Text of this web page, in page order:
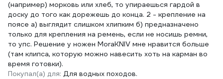
(например) морковь или хлеб, то упираешься гардой в
доску до того как дорежешь до конца. 2 - крепление на
поясе а) выглядит слишком хлипким б) предназначено
только для крепления на ремень, если не носишь ремни,
то упс. Решение у ножен MoraKNIV мне нравится больше
(там клипса, которую можно навесить хоть на карман во
время готовки).
Покупал(а) для: Для водных походов.